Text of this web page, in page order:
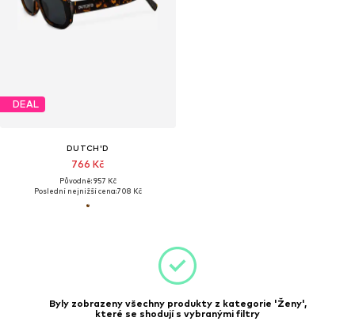
DEAL
DUTCH'D
766 Kč
Původně: 957 Kč
Poslední nejnižší cena:708 Kč
Byly zobrazeny všechny produkty z kategorie 'Ženy',
které se shodují s vybranými filtry